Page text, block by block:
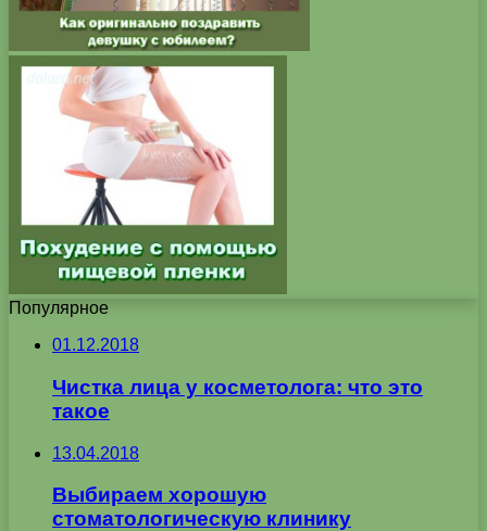
Популярное
01.12.2018
Чистка лица у косметолога: что это
такое
13.04.2018
Выбираем хорошую
стоматологическую клинику